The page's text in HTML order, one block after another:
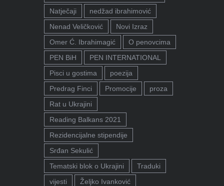
Natječaji
nedžad ibrahimović
Nenad Veličković
Novi Izraz
Omer Ć. Ibrahimagić
O penovcima
PEN BiH
PEN INTERNATIONAL
Pisci u gostima
poezija
Predrag Finci
Promocije
proza
Rat u Ukrajini
Reading Balkans 2021
Rezidencijalne stipendije
Srđan Sekulić
Tematski blok o Ukrajini
Traduki
vijesti
Željko Ivanković